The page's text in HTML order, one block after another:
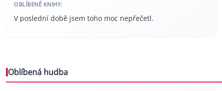
OBLÍBENÉ KNIHY:
V poslední době jsem toho moc nepřečetl.
Oblíbená hudba